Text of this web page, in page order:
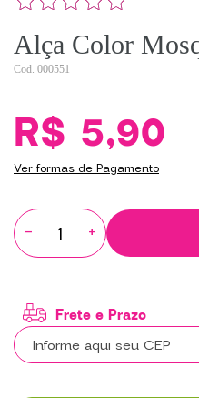
Alça Color
000551
R$ 5,90
Ver formas de Pagamento
- +